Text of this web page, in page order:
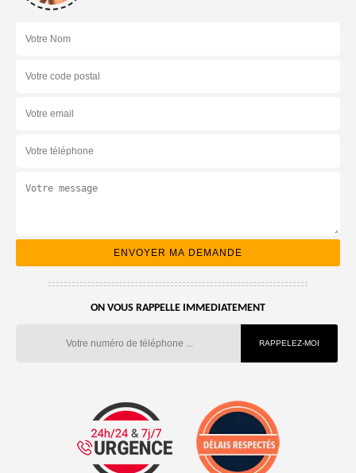
ON VOUS RAPPELLE IMMEDIATEMENT